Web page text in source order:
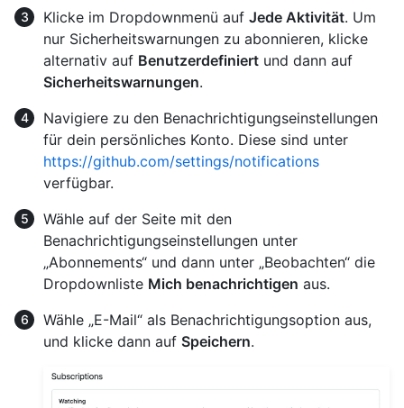
Klicke im Dropdownmenü auf Jede Aktivität. Um
nur Sicherheitswarnungen zu abonnieren, klicke
alternativ auf Benutzerdefiniert und dann auf
Sicherheitswarnungen.
Navigiere zu den Benachrichtigungseinstellungen
für dein persönliches Konto. Diese sind unter
https://github.com/settings/notifications
verfügbar.
Wähle auf der Seite mit den
Benachrichtigungseinstellungen unter
„Abonnements“ und dann unter „Beobachten“ die
Dropdownliste Mich benachrichtigen aus.
Wähle „E-Mail“ als Benachrichtigungsoption aus,
und klicke dann auf Speichern.